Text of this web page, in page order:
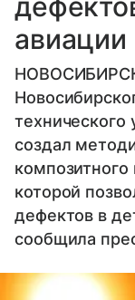
авиации
создал
композитного
которой
дефектов в
сообщила